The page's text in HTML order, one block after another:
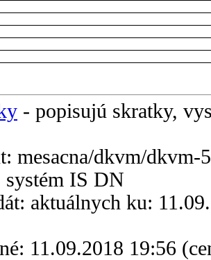
- popisujú skratky,
mesacna/dkvm/dkvm-
systém IS DN
aktuálnych ku:
11.09.2018 19:56